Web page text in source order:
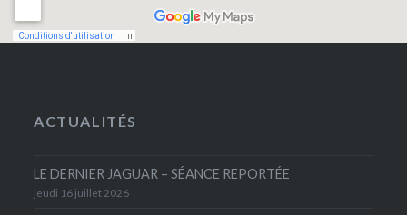
ACTUALITÉS
LE DERNIER JAGUAR – SÉANCE REPORTÉE
jeudi 16 juillet 2026